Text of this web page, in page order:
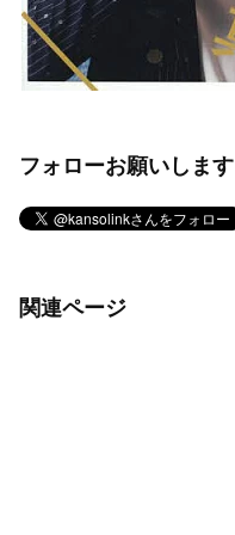
フォローお願いします
関連ページ